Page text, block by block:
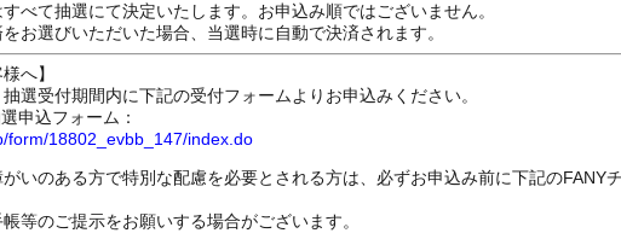
べて抽選にて決定いたします。お申込み順ではございません。
お選びいただいた場合、当選時に自動で決済されます。
へ】
選受付期間内に下記の受付フォームよりお申込みください。
申込フォーム：
form/18802_evbb_147/index.do
いのある方で特別な配慮を必要とされる方は、必ずお申込み前に下記のFANY
等のご提示をお願いする場合がございます。